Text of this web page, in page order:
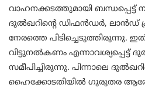
വാഹനക്കടത്തുമായി ബന്ധപ്പെട്ട്
ദുല്‍ഖറിന്റെ ഡിഫന്‍ഡര്‍, ലാന്‍ഡ്
നേരത്തെ പിടിച്ചെടുത്തിരുന്നു.
വിട്ടുനല്‍കണം എന്നാവശ്യപ്പെട്ട്
സമീപിച്ചിരുന്നു. പിന്നാലെ
ഹൈക്കോടതിയില്‍ ഗുരുതര